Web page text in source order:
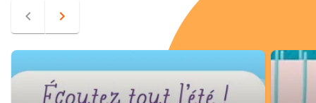
navigate_before navigate_next